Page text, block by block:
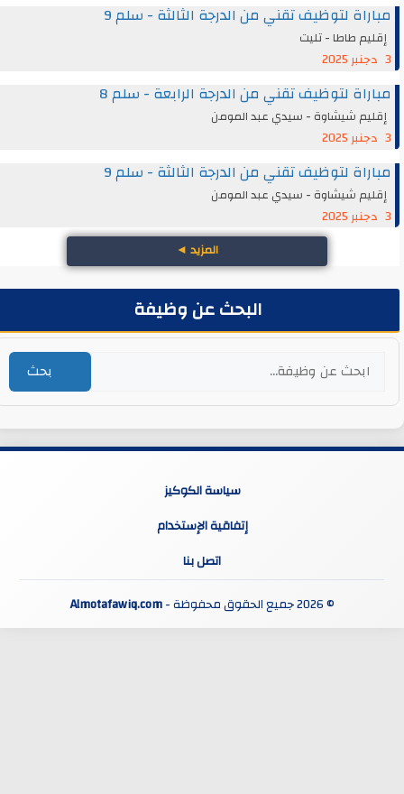
مباراة لتوظيف تقني من الدرجة الثالثة - سلم 9
إقليم طاطا - تليت
مباراة لتوظيف تقني من الدرجة الرابعة - سلم 8
إقليم شيشاوة - سيدي عبد المومن
مباراة لتوظيف تقني من الدرجة الثالثة - سلم 9
إقليم شيشاوة - سيدي عبد المومن
المزيد◄
البحث عن وظيفة
بحث
سياسة الكوكيز
إتفاقية الإستخدام
اتصل بنا
© 2026 جميع الحقوق محفوظة -
Almotafawiq.com